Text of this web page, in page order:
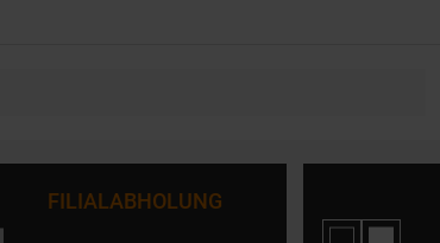
FILIALABHOLUNG